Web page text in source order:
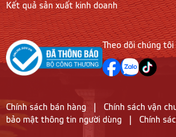
Kết quả sản xuất kinh doanh
Theo dõi chúng tôi
Chính sách bán hàng Chính sách vận
bảo mật thông tin người dùng
Chính